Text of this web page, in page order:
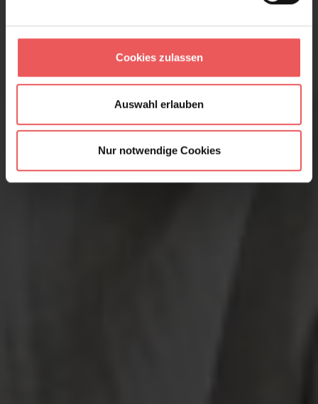
Cookies zulassen
Auswahl erlauben
Nur notwendige Cookies